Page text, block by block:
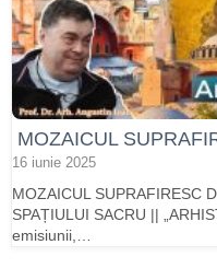
MOZAICUL
16 iunie 2025
MOZAICUL SUPRAFIRESC
SPAȚIULUI SACRU ||
emisiunii,…